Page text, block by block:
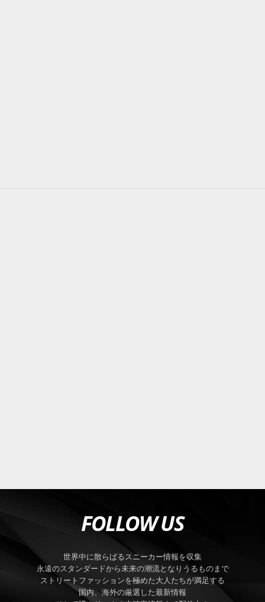
FOLLOW US
世界中に散らばるスニーカー情報を収集
永遠のスタンダードから未来の潮流となりうるものまで
ストリートファッションを極めた大人たちが満足する
国内、海外の厳選した最新情報